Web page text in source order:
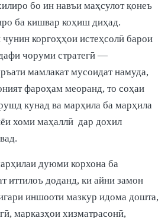
бо ин навъи маҳсулот қонеъ
ба кишвар коҳиш диҳад.
коргоҳҳои истеҳсолӣ барои
чоруми стратегӣ —
мамлакат мусоидат намуда,
фароҳам меоранд, то соҳаи
кунад ва марҳила ба марҳила
хоми маҳаллӣ дар дохил
дуюми корхона ба
иттилоъ доданд, ки айни замон
иншооти мазкур идома дошта,
марказҳои хизматрасонӣ,